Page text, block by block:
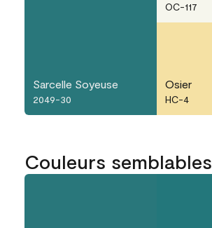
Sarcelle Soyeuse
2049-30
OC-117
Osier
HC-4
Couleurs semblables